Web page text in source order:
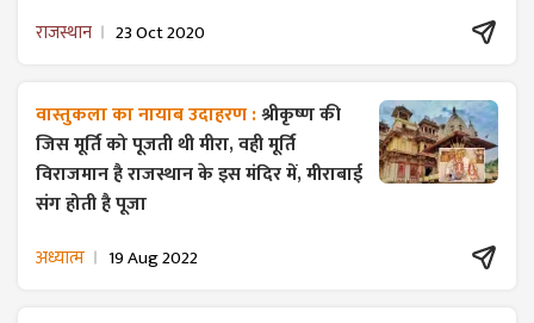
राजस्थान 23 Oct 2020
वास्तुकला का नायाब उदाहरण :श्रीकृष्ण की
जिस मूर्ति को पूजती थी मीरा, वही मूर्ति
विराजमान है राजस्थान के इस मंदिर में, मीराबाई
संग होती है पूजा
अध्यात्म 19 Aug 2022